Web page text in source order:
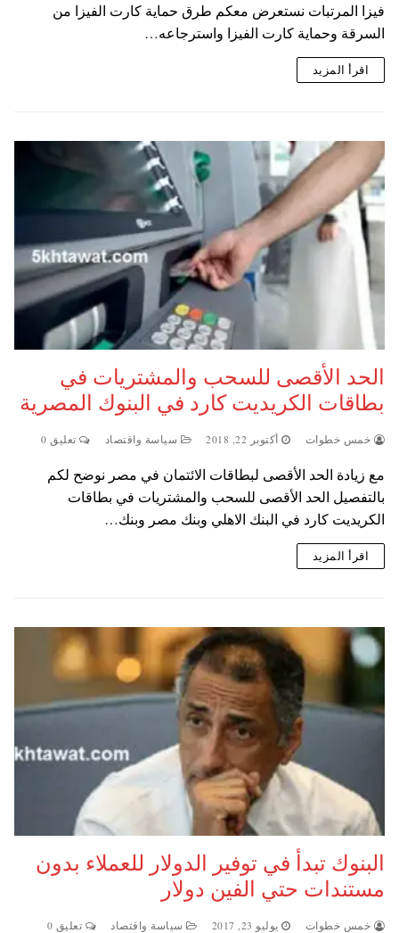
فيزا المرتبات نستعرض معكم طرق حماية كارت الفيزا من
السرقة وحماية كارت الفيزا واسترجاعه…
اقرأ المزيد
الحد الأقصى للسحب والمشتريات في
بطاقات الكريديت كارد في البنوك المصرية
خمس خطوات أكتوبر 22, 2018 سياسة واقتصاد تعليق 0
مع زيادة الحد الأقصى لبطاقات الائتمان في مصر نوضح لكم
بالتفصيل الحد الأقصى للسحب والمشتريات في بطاقات
الكريديت كارد في البنك الاهلي وبنك مصر وبنك…
اقرأ المزيد
البنوك تبدأ في توفير الدولار للعملاء بدون
مستندات حتي الفين دولار
خمس خطوات يوليو 23, 2017 سياسة واقتصاد تعليق 0